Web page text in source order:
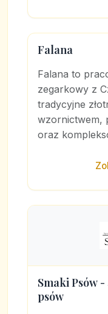
Falana
Falana to
zegarkowy z
tradycyjne
wzornictwem,
oraz
Smaki Psów
psów